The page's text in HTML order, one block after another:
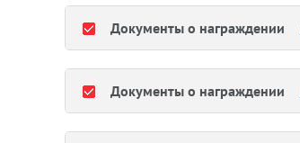
Документы о награждении
Документы о награждении